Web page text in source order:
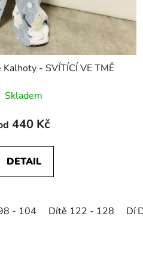
- SVÍTÍCÍ VE TMĚ
Skladem
440 Kč
DETAIL
- 104 Dítě 122 - 128